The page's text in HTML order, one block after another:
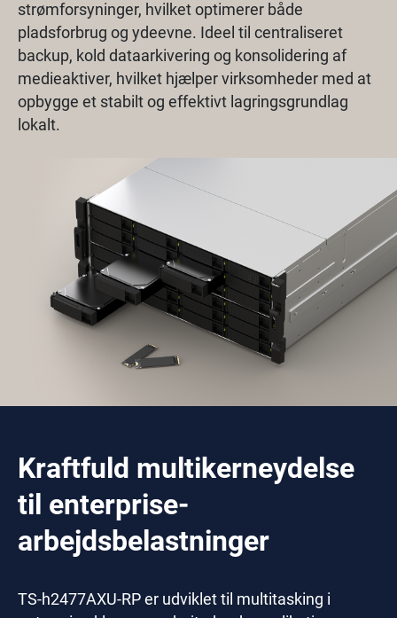
strømforsyninger, hvilket optimerer både
pladsforbrug og ydeevne. Ideel til centraliseret
backup, kold dataarkivering og konsolidering af
medieaktiver, hvilket hjælper virksomheder med at
opbygge et stabilt og effektivt lagringsgrundlag
lokalt.
Kraftfuld multikerneydelse
til enterprise-
arbejdsbelastninger
TS-h2477AXU-RP er udviklet til multitasking i